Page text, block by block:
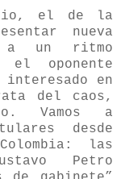
el de la
nueva
a un ritmo
el oponente
en
del caos,
Vamos a
desde
las
Petro